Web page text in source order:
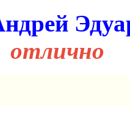
отлично